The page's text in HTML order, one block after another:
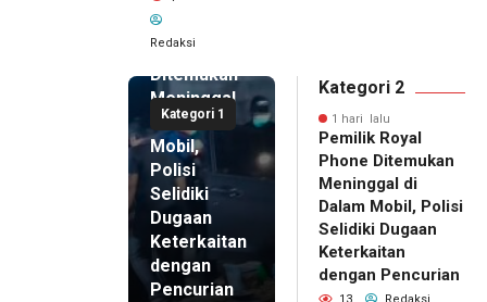
Redaksi
Kategori 1
Royal
Phone
Ditemukan
Meninggal
di Dalam
Mobil,
Polisi
Selidiki
Dugaan
Keterkaitan
dengan
Pencurian
Kategori 2
1 hari lalu
Pemilik Royal
Phone Ditemukan
Meninggal di
Dalam Mobil, Polisi
Selidiki Dugaan
Keterkaitan
dengan Pencurian